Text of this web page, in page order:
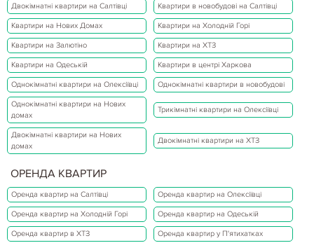
Двокімнатні квартири на Салтівці Квартири в новобудові на Салтівці
Квартири на Нових Домах Квартири на Холодній Горі
Квартири на Залютіно Квартири на ХТЗ
Квартири на Одеській Квартири в центрі Харкова
Однокімнатні квартири на Олексіївці Однокімнатні квартири в новобудові
Однокімнатні квартири на Нових
домах
Трикімнатні квартири на Олексіївці
Двокімнатні квартири на Нових
домах
Двокімнатні квартири на ХТЗ
ОРЕНДА КВАРТИР
Оренда квартир на Салтівці Оренда квартир на Олексіївці
Оренда квартир на Холодній Горі Оренда квартир на Одеській
Оренда квартир в ХТЗ Оренда квартир у П'ятихатках